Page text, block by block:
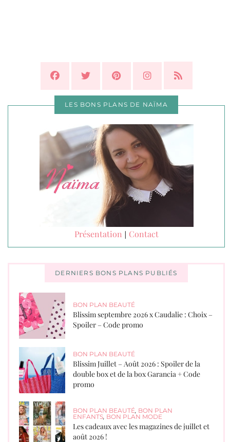
LES BONS PLANS DE NAÏMA
Présentation | Contact
DERNIERS BONS PLANS PUBLIÉS
BON PLAN BEAUTÉ
Blissim septembre 2026 x Caudalie : Choix –
Spoiler – Code promo
BON PLAN BEAUTÉ
Blissim Juillet – Août 2026 : Spoiler de la
double box et de la box Garancia + Code
promo
BON PLAN BEAUTÉ BON PLAN
ENFANTS BON PLAN MODE
Les cadeaux avec les magazines de juillet et
août 2026 !